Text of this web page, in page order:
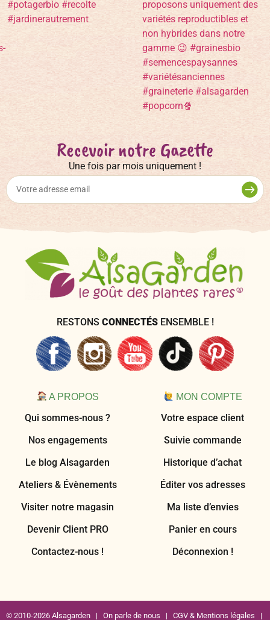
Recevoir notre Gazette
Une fois par mois uniquement !
RESTONS CONNECTÉS ENSEMBLE !
A PROPOS
Qui sommes-nous ?
Nos engagements
Le blog Alsagarden
Ateliers & Évènements
Visiter notre magasin
Devenir Client PRO
Contactez-nous !
MON COMPTE
Votre espace client
Suivie commande
Historique d’achat
Éditer vos adresses
Ma liste d’envies
Panier en cours
Déconnexion !
© 2010-2026 Alsagarden | On parle de nous | CGV & Mentions légales |